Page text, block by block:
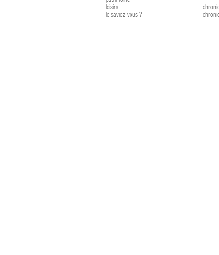
loisirs
le saviez-vous ?